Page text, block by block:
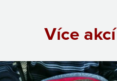
Více akcí